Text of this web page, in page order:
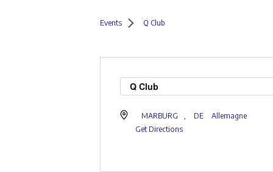
Events Q Club
Q Club
MARBURG , DE
Allemagne
Get Directions